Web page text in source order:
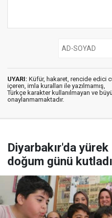
UYARI: Küfür, hakaret, rencide edici
içeren, imla kuralları ile yazılmamış,
Türkçe karakter kullanılmayan ve
onaylanmamaktadır.
Diyarbakır'da
doğum günü